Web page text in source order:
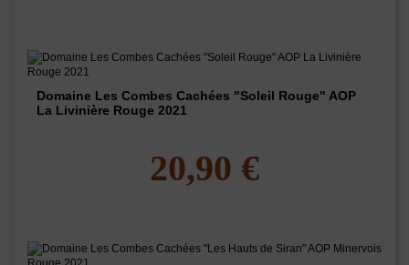
Domaine Les Combes Cachées "Soleil Rouge" AOP
La Livinière Rouge 2021
20,90 €